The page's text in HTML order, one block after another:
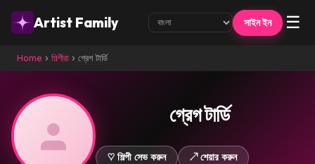
Artist Family সাইন ইন ☰
Home › শিল্পীরা › গ্রেগ টার্ডি
গ্রেগ টার্ডি
♡ শিল্পী সেভ করুন ↗ শেয়ার করুন